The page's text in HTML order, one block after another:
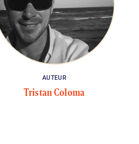
AUTEUR
Tristan Coloma